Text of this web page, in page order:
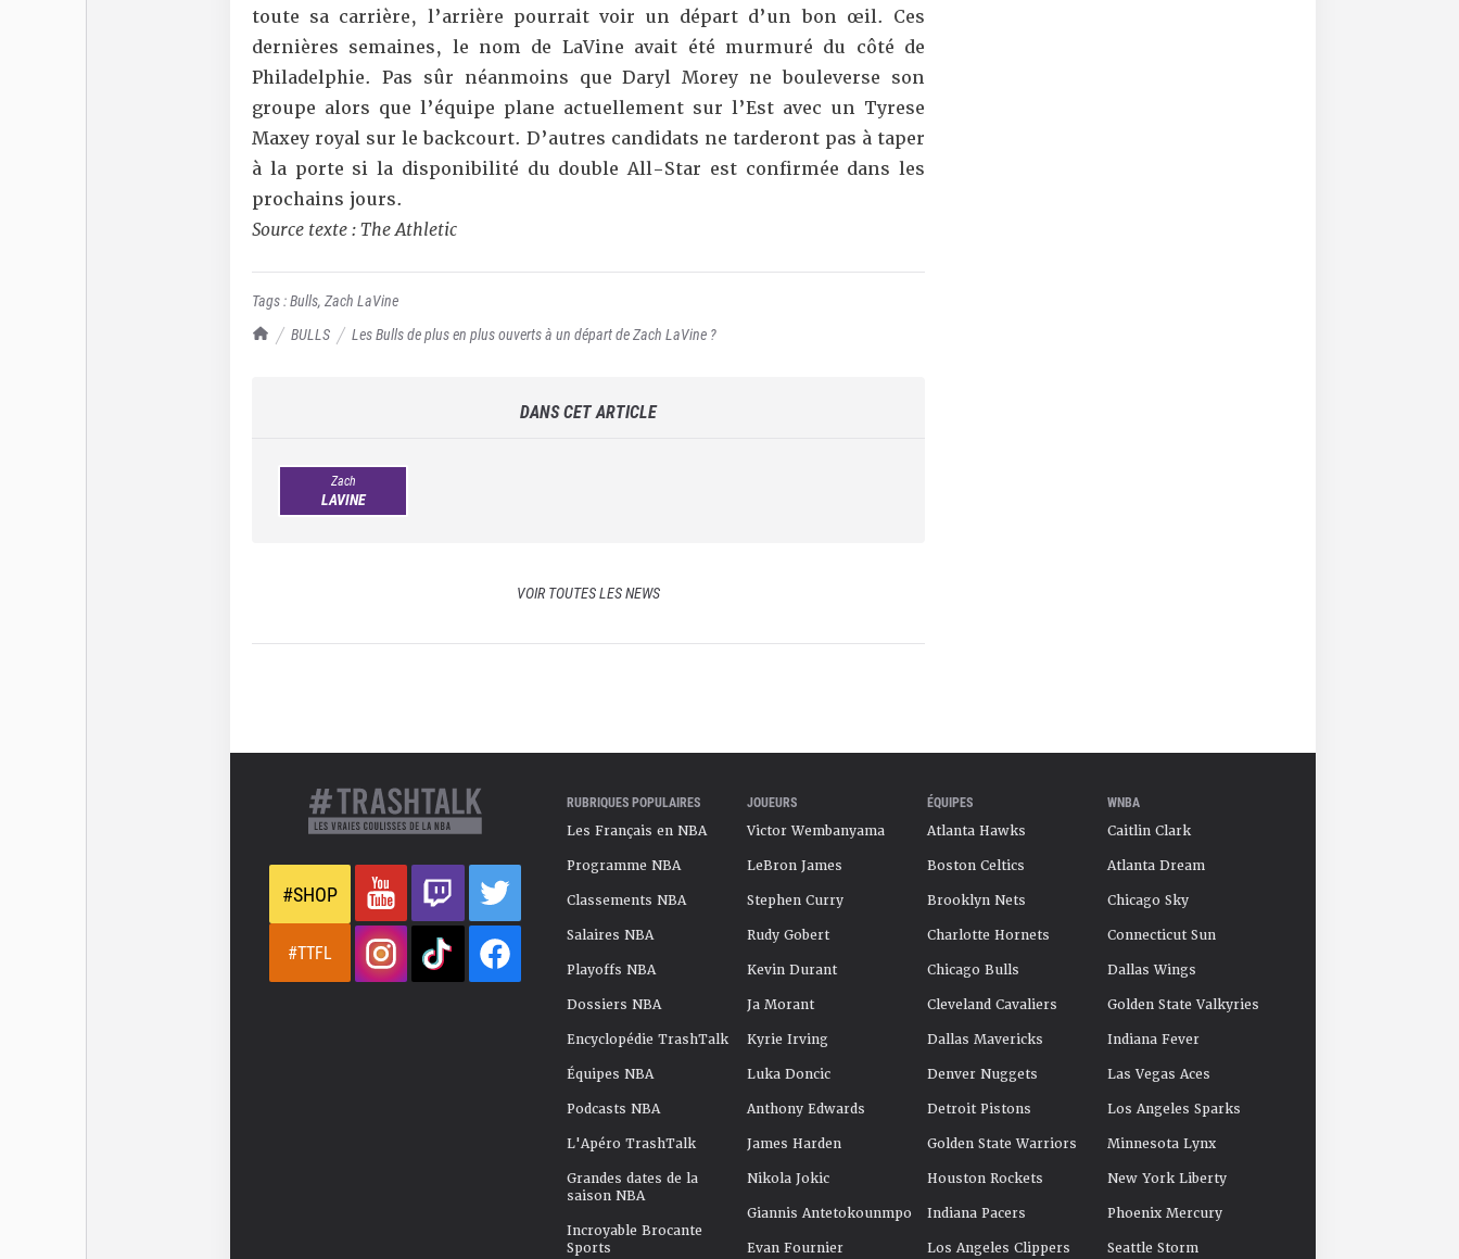
TrashTalk Actu NBA
BULLS Les Bulls de plus en plus ouverts à un départ de Zach LaVine ?
toute sa carrière, l’arrière pourrait voir un départ d’un bon œil. Ces
dernières semaines, le nom de LaVine avait été murmuré du côté de
Philadelphie. Pas sûr néanmoins que Daryl Morey ne bouleverse son
groupe alors que l’équipe plane actuellement sur l’Est avec un Tyrese
Maxey royal sur le backcourt. D’autres candidats ne tarderont pas à taper
à la porte si la disponibilité du double All-Star est confirmée dans les
prochains jours.
Source texte : The Athletic
Tags :Bulls, Zach LaVine
DANS CET ARTICLE
Zach
LAVINE
VOIR TOUTES LES NEWS
#SHOP
#TTFL
RUBRIQUES POPULAIRES
Les Français en NBA
Programme NBA
Classements NBA
Salaires NBA
Playoffs NBA
Dossiers NBA
Encyclopédie TrashTalk
Équipes NBA
Podcasts NBA
L'Apéro TrashTalk
Grandes dates de la
saison NBA
Incroyable Brocante
Sports
JOUEURS
Victor Wembanyama
LeBron James
Stephen Curry
Rudy Gobert
Kevin Durant
Ja Morant
Kyrie Irving
Luka Doncic
Anthony Edwards
James Harden
Nikola Jokic
Giannis Antetokounmpo
Evan Fournier
ÉQUIPES
Atlanta Hawks
Boston Celtics
Brooklyn Nets
Charlotte Hornets
Chicago Bulls
Cleveland Cavaliers
Dallas Mavericks
Denver Nuggets
Detroit Pistons
Golden State Warriors
Houston Rockets
Indiana Pacers
Los Angeles Clippers
WNBA
Caitlin Clark
Atlanta Dream
Chicago Sky
Connecticut Sun
Dallas Wings
Golden State Valkyries
Indiana Fever
Las Vegas Aces
Los Angeles Sparks
Minnesota Lynx
New York Liberty
Phoenix Mercury
Seattle Storm